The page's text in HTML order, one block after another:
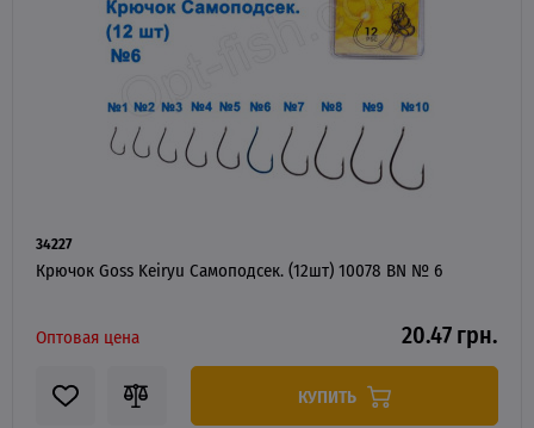
34227
Крючок Goss Keiryu Самоподсек. (12шт) 10078 BN № 6
Оптовая цена 20.47 грн.
КУПИТЬ